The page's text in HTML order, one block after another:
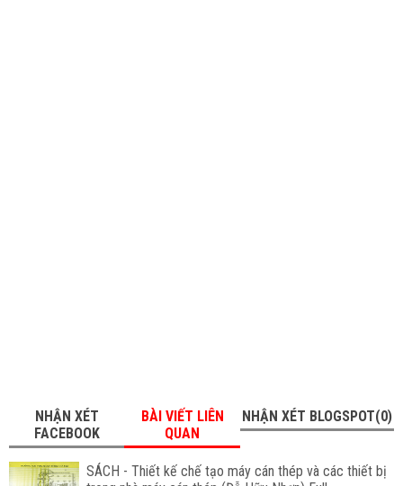
NHẬN XÉT
FACEBOOK
BÀI VIẾT LIÊN
QUAN
NHẬN XÉT BLOGSPOT(0)
SÁCH - Thiết kế chế tạo máy cán thép và các thiết bị